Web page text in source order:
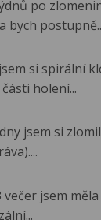
po
bych
si spirální
holení...
jsem si
večer jsem